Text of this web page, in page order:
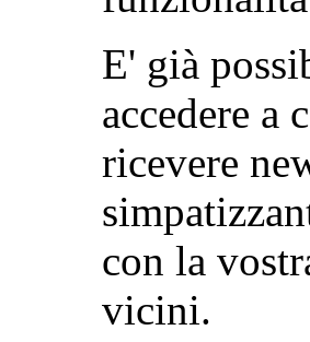
E' già
accedere a
ricevere
con la
vicini.